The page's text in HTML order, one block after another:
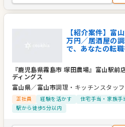
【紹介案件】富
万円／居酒屋の
で、あなたの転
『鹿児島県霧島市 塚田農場』富山駅前
ディングス
富山県／富山市調理・キッチンスタッフ
正社員 経験を活かす 住宅手当・家族手
駅から徒歩5分以内